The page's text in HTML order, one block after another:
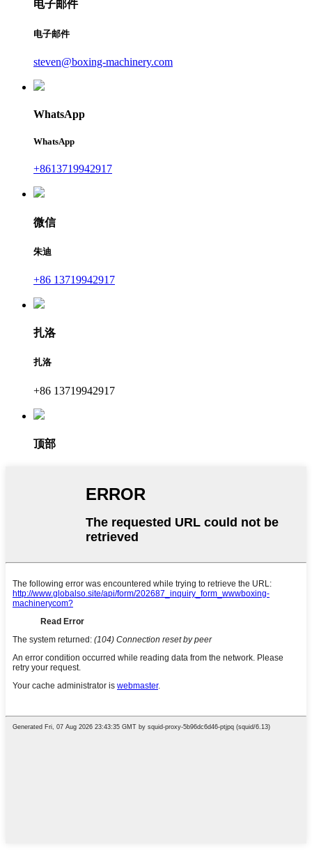
电子邮件
电子邮件
steven@boxing-machinery.com
WhatsApp
WhatsApp
+8613719942917
微信
朱迪
+86 13719942917
扎洛
扎洛
+86 13719942917
顶部